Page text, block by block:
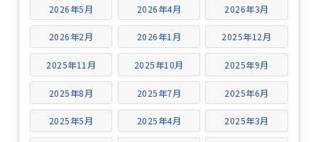
2026年5月 2026年4月 2026年3月
2026年2月 2026年1月 2025年12月
2025年11月 2025年10月 2025年9月
2025年8月 2025年7月 2025年6月
2025年5月 2025年4月 2025年3月